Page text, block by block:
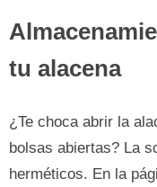
tu alacena
¿Te choca abrir la
bolsas abiertas? La
herméticos. En la